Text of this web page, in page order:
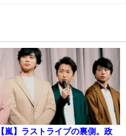
【嵐】ラストライブの裏側。政